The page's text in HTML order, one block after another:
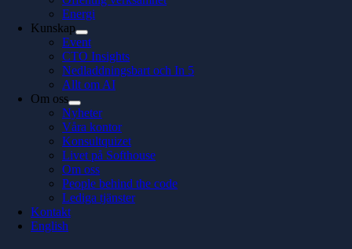
Energi
Kunskap
Event
CTO Insights
Nedladdningsbart och In 5
Allt om AI
Om oss
Nyheter
Våra kontor
Konsultquizet
Livet på Softhouse
Om oss
People behind the code
Lediga tjänster
Kontakt
English